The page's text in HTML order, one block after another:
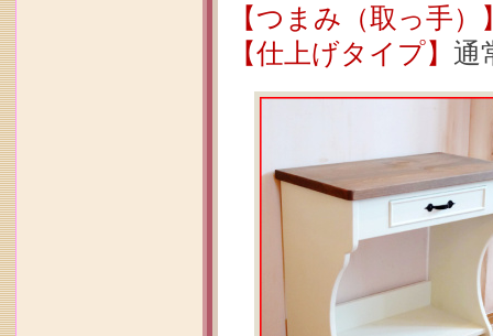
【つまみ（取っ手）
【仕上げタイプ】 通